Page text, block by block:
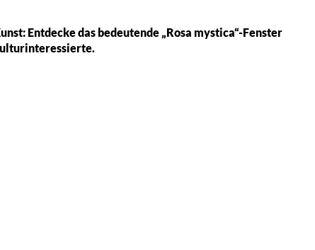
Entdecke das bedeutende „Rosa mystica“-Fenster